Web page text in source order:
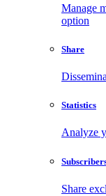
Manage
option
Share
Statistics
Analyze
Share